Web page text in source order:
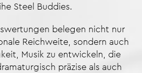
Steel Buddies.
belegen nicht nur
Reichweite, sondern auch
Musik zu entwickeln, die
präzise als auch